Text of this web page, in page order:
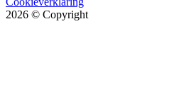
2026 © Copyright